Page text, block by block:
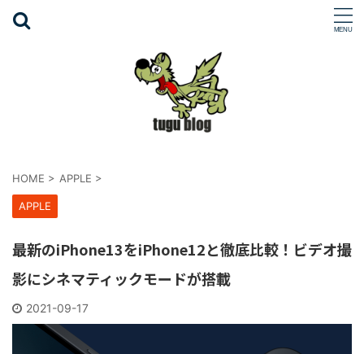
HOME > APPLE >
APPLE
最新のiPhone13をiPhone12と徹底比較！ビデオ撮
影にシネマティックモードが搭載
2021-09-17